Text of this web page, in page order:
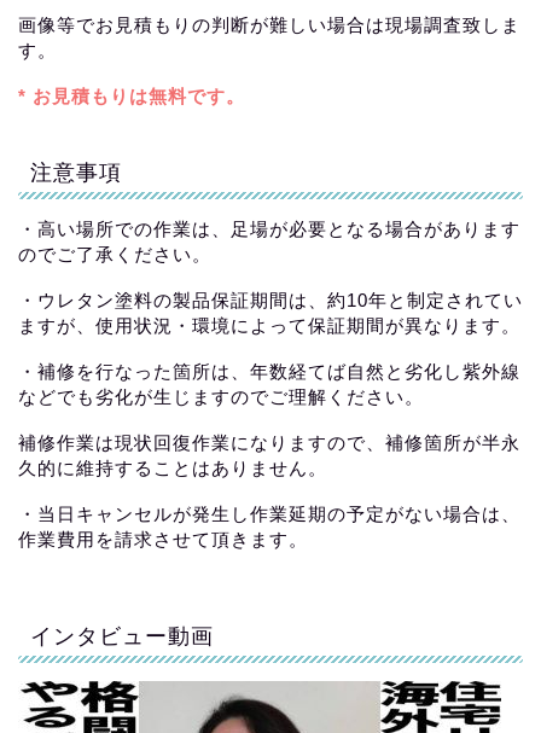
画像等でお見積もりの判断が難しい場合は現場調査致しま
す。
* お見積もりは無料です。
注意事項
・高い場所での作業は、足場が必要となる場合があります
のでご了承ください。
・ウレタン塗料の製品保証期間は、約10年と制定されてい
ますが、使用状況・環境によって保証期間が異なります。
・補修を行なった箇所は、年数経てば自然と劣化し紫外線
などでも劣化が生じますのでご理解ください。
補修作業は現状回復作業になりますので、補修箇所が半永
久的に維持することはありません。
・当日キャンセルが発生し作業延期の予定がない場合は、
作業費用を請求させて頂きます。
インタビュー動画